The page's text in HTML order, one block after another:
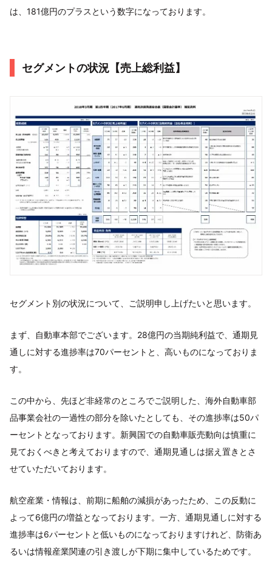
は、181億円のプラスという数字になっております。
セグメントの状況【売上総利益】
セグメント別の状況について、ご説明申し上げたいと思います。
まず、自動車本部でございます。28億円の当期純利益で、通期見
通しに対する進捗率は70パーセントと、高いものになっておりま
す。
この中から、先ほど非経常のところでご説明した、海外自動車部
品事業会社の一過性の部分を除いたとしても、その進捗率は50パ
ーセントとなっております。新興国での自動車販売動向は慎重に
見ておくべきと考えておりますので、通期見通しは据え置きとさ
せていただいております。
航空産業・情報は、前期に船舶の減損があったため、この反動に
よって6億円の増益となっております。一方、通期見通しに対する
進捗率は6パーセントと低いものになっておりますけれど、防衛あ
るいは情報産業関連の引き渡しが下期に集中しているためです。